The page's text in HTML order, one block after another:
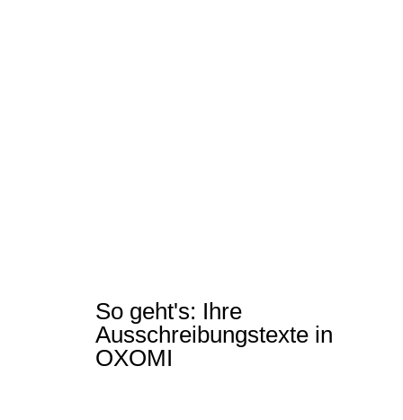
So geht's: Ihre
Ausschreibungstexte in
OXOMI​